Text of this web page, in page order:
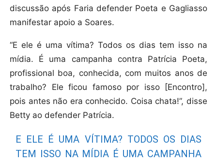
discussão após Faria defender Poeta e Gagliasso
manifestar apoio a Soares.
“E ele é uma vítima? Todos os dias tem isso na
mídia. É uma campanha contra Patrícia Poeta,
profissional boa, conhecida, com muitos anos de
trabalho? Ele ficou famoso por isso [Encontro],
pois antes não era conhecido. Coisa chata!”, disse
Betty ao defender Patrícia.
E ELE É UMA VÍTIMA? TODOS OS DIAS
TEM ISSO NA MÍDIA É UMA CAMPANHA